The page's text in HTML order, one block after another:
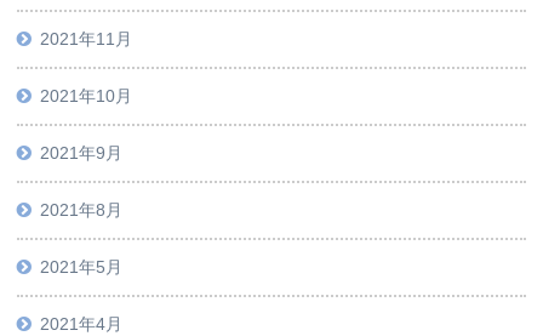
2021年11月
2021年10月
2021年9月
2021年8月
2021年5月
2021年4月